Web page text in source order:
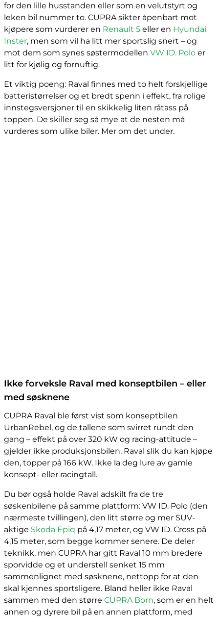
for den lille husstanden eller som en velutstyrt og
leken bil nummer to. CUPRA sikter åpenbart mot
kjøpere som vurderer en Renault 5 eller en Hyundai
Inster, men som vil ha litt mer sportslig snert – og
mot dem som synes søstermodellen VW ID. Polo er
litt for kjølig og fornuftig.
Et viktig poeng: Raval finnes med to helt forskjellige
batteristørrelser og et bredt spenn i effekt, fra rolige
innstegsversjoner til en skikkelig liten råtass på
toppen. De skiller seg så mye at de nesten må
vurderes som ulike biler. Mer om det under.
Ikke forveksle Raval med konseptbilen – eller
med søsknene
CUPRA Raval ble først vist som konseptbilen
UrbanRebel, og de tallene som svirret rundt den
gang – effekt på over 320 kW og racing-attitude –
gjelder ikke produksjonsbilen. Raval slik du kan kjøpe
den, topper på 166 kW. Ikke la deg lure av gamle
konsept- eller racingtall.
Du bør også holde Raval adskilt fra de tre
søskenbilene på samme plattform: VW ID. Polo (den
nærmeste tvillingen), den litt større og mer SUV-
aktige Skoda Epiq på 4,17 meter, og VW ID. Cross på
4,15 meter, som begge kommer senere. De deler
teknikk, men CUPRA har gitt Raval 10 mm bredere
sporvidde og et understell senket 15 mm
sammenlignet med søsknene, nettopp for at den
skal kjennes sportsligere. Bland heller ikke Raval
sammen med den større CUPRA Born, som er en helt
annen og dyrere bil på en annen plattform, med